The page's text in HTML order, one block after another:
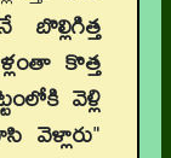
కొత్త
వెళ్లి
వెళ్లారు"